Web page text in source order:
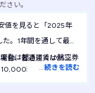
さい。
値を見ると「2025年
。1年間を通して最安
動は起きにくい航空券
合、普通運賃は25
10,000円台で可能で
…続きを読む